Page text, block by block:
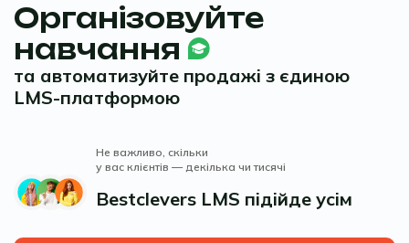
Організовуйте
навчання
та автоматизуйте продажі з єдиною
LMS-платформою
Не важливо, скільки
у вас клієнтів — декілька чи тисячі
Bestclevers LMS підійде усім